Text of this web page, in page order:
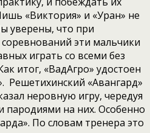
«Виктория» и «Уран» не
уверены, что при
эти мальчики
играть со всеми без
итог, «ВадАгро» удостоен
Решетихинский «Авангард»
неровную игру, чередуя
пародиями на них. Особенно
По словам тренера это